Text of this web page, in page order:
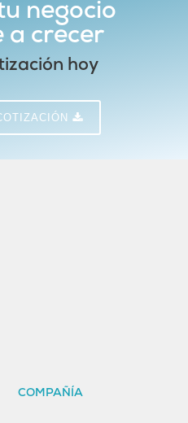
negocio
a crecer
hoy
COMPAÑÍA